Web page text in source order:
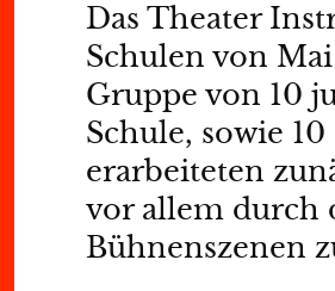
Das Theater
Schulen von
Gruppe von 10
Schule, sowie
erarbeiteten
vor allem durch
Bühnenszenen